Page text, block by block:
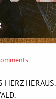
HERZ HERAUS.